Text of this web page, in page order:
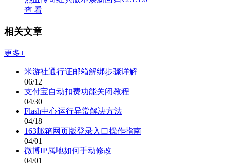
查 看
相关文章
更多+
米游社通行证邮箱解绑步骤详解
06/12
支付宝自动扣费功能关闭教程
04/30
Flash中心运行异常解决方法
04/18
163邮箱网页版登录入口操作指南
04/01
微博IP属地如何手动修改
04/01